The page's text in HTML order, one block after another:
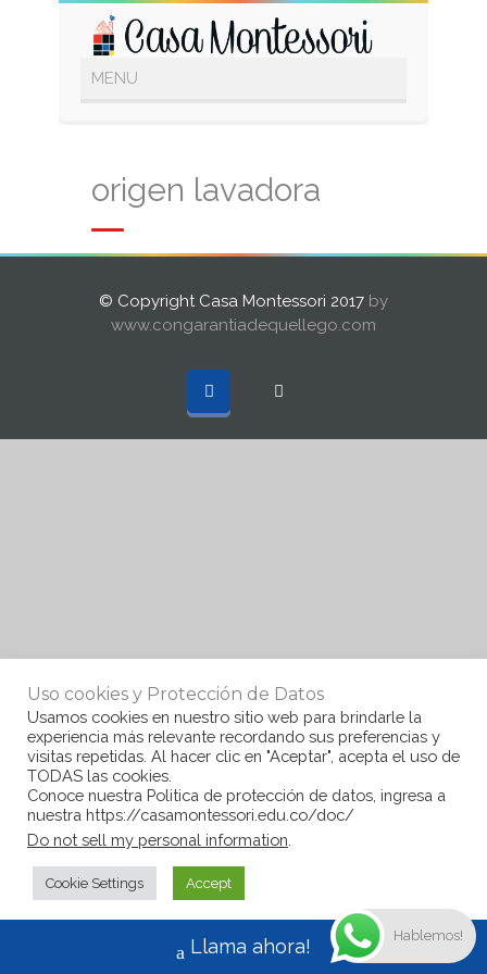
origen lavadora
© Copyright Casa Montessori 2017 by
www.congarantiadequellego.com
Uso cookies y Protección de Datos
Usamos cookies en nuestro sitio web para brindarle la
experiencia más relevante recordando sus preferencias y
visitas repetidas. Al hacer clic en "Aceptar", acepta el uso de
TODAS las cookies.
Conoce nuestra Politica de protección de datos, ingresa a
nuestra https://casamontessori.edu.co/doc/
Do not sell my personal information
Cookie Settings Accept
Llama ahora! Hablemos!